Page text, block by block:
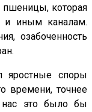
пшеницы, которая
и иным каналам.
озабоченность
яростные споры
времени, точнее
это было бы